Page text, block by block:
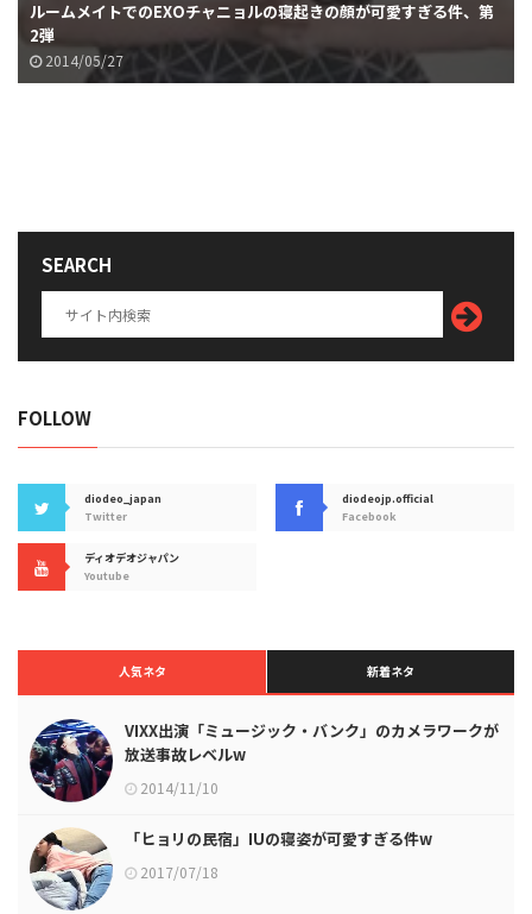
ルームメイトでのEXOチャニョルの寝起きの顔が可愛すぎる件、第
2弾
2014/05/27
SEARCH
FOLLOW
diodeo_japan
Twitter
diodeojp.official
Facebook
ディオデオジャパン
Youtube
人気ネタ 新着ネタ
VIXX出演「ミュージック・バンク」のカメラワークが
放送事故レベルw
2014/11/10
「ヒョリの民宿」IUの寝姿が可愛すぎる件w
2017/07/18